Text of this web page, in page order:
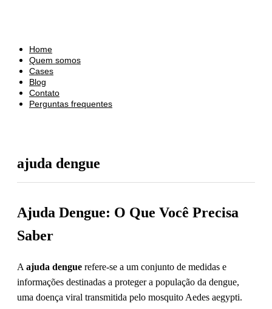
Home
Quem somos
Cases
Blog
Contato
Perguntas frequentes
ajuda dengue
Ajuda Dengue: O Que Você Precisa
Saber
A ajuda dengue refere-se a um conjunto de medidas e
informações destinadas a proteger a população da dengue,
uma doença viral transmitida pelo mosquito Aedes aegypti.